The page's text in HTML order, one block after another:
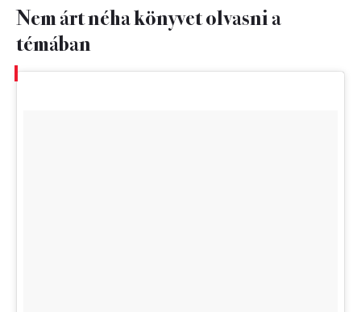
Nem árt néha könyvet olvasni a
témában